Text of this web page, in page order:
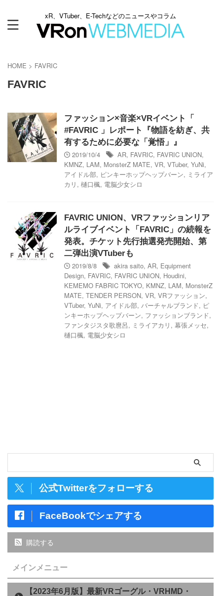
xR、VTuber、E-Techなどのニュースやコラム
HOME > FAVRIC
FAVRIC
ファッション×音楽×VRイベント「
#FAVRIC 」レポート『物語を紡ぎ、共
有するために必要な「覚悟」』
2019/10/4
AR, FAVRIC, FAVRIC UNION,
KMNZ, LAM, MonsterZ MATE, VR, VTuber, YuNi,
アイドル部, ピンキーホップヘップバーン, ミライア
カリ , 樋口楓, 電脳少女シロ
FAVRIC UNION、VRファッションリア
ルライブイベント「FAVRIC」の続報を
発表。チケット先行抽選発売開始、第
二弾出演VTuberも
2019/8/8
akira saito, AR, Equipment
Design, FAVRIC, FAVRIC UNION, Houdini,
KEMEMO FABRIC TOKYO, KMNZ, LAM, MonsterZ
MATE, TENDER PERSON, VR, VRファッション,
VTuber, YuNi, アイドル部, バーチャルブランド, ピ
ンキーホップヘップバーン, ファッションブランド,
ファンタジスタ歌麿呂, ミライアカリ , 幕張メッセ,
樋口楓, 電脳少女シロ
公式Twitterをフォローする
FaceBookでシェアする
購読する
メインメニュー
【2023年6月版】最新VRゴーグル・VRHMD・